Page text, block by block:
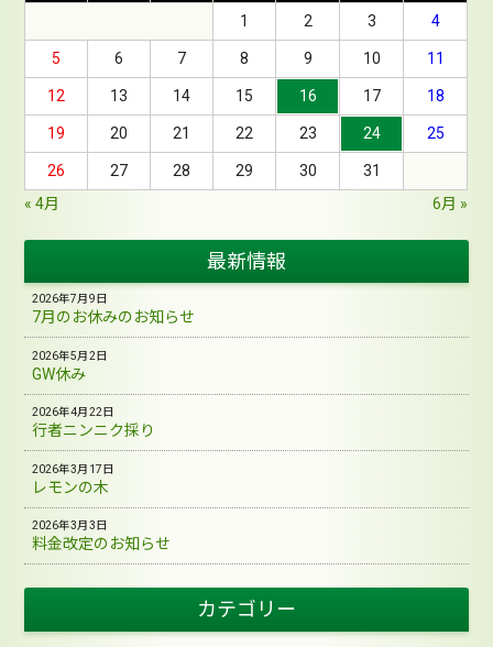
1 2 3 4
5 6 7 8 9 10 11
12 13 14 15 16 17 18
19 20 21 22 23 24 25
26 27 28 29 30
31
« 4月
6月 »
最新情報
7月のお休みのお知らせ
2026年7月9日
GW休み
2026年5月2日
行者ニンニク採り
2026年4月22日
レモンの木
2026年3月17日
料金改定のお知らせ
2026年3月3日
カテゴリー